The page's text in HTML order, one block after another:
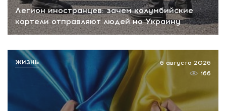
Легион иностранцев: зачем колумбийские
картели отправляют людей на Украину
6 августа 2026
166
ЖИЗНЬ